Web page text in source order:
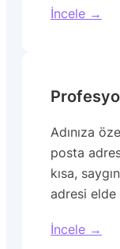
İncele →
Adınıza
posta
kısa,
adresi elde
İncele →